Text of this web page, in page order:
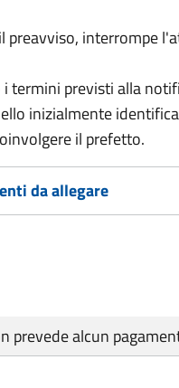
preavviso, interrompe
i termini previsti alla
inizialmente
il prefetto.
da allegare
prevede alcun